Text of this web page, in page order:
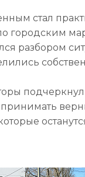
стал
городским
разбором